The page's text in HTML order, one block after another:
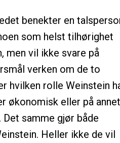
benekter en
som helst tilhørighet
men vil ikke svare på
verken om de to
hvilken rolle Weinstein
økonomisk eller på annet
samme gjør både
Heller ikke de vil